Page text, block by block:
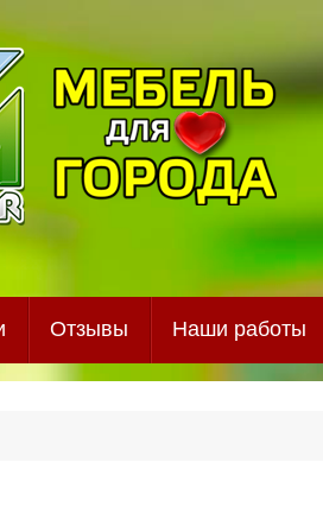
Отзывы Наши работы